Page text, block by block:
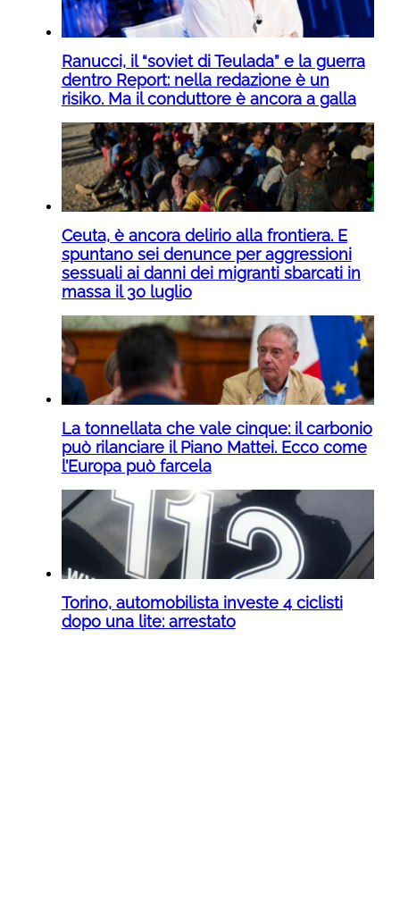
Ranucci, il “soviet di Teulada” e la guerra
dentro Report: nella redazione è un
risiko. Ma il conduttore è ancora a galla
Ceuta, è ancora delirio alla frontiera. E
spuntano sei denunce per aggressioni
sessuali ai danni dei migranti sbarcati in
massa il 30 luglio
La tonnellata che vale cinque: il carbonio
può rilanciare il Piano Mattei. Ecco come
l’Europa può farcela
Torino, automobilista investe 4 ciclisti
dopo una lite: arrestato